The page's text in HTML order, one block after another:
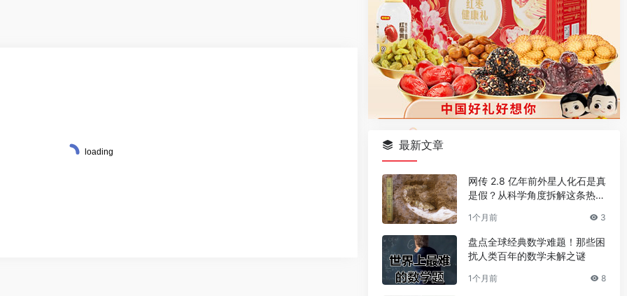
最新文章
网传 2.8 亿年前外星人化石是真
是假？从科学角度拆解这条热门
1个月前 3
盘点全球经典数学难题！那些困
扰人类百年的数学未解之谜
1个月前 8